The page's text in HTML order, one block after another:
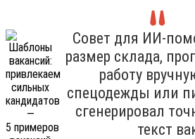
Совет для ИИ-
размер склада,
работу
спецодежды или
сгенерировал
текст